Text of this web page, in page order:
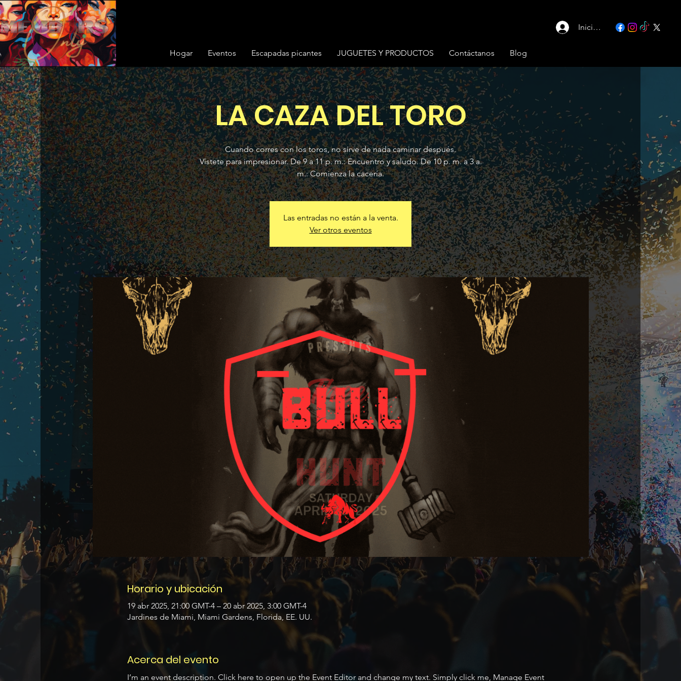
Iniciar sesión
Hogar Eventos Escapadas picantes JUGUETES Y PRODUCTOS Contáctanos Blog
LA CAZA DEL TORO
Cuando corres con los toros, no sirve de nada caminar después.
Vístete para impresionar. De 9 a 11 p. m.: Encuentro y saludo. De 10 p. m. a 3 a.
m.: Comienza la cacería.
Las entradas no están a la venta.
Ver otros eventos
Horario y ubicación
19 abr 2025, 21:00 GMT-4 – 20 abr 2025, 3:00 GMT-4
Jardines de Miami, Miami Gardens, Florida, EE. UU.
Acerca del evento
I’m an event description. Click here to open up the Event Editor and change my text. Simply click me, Manage Event